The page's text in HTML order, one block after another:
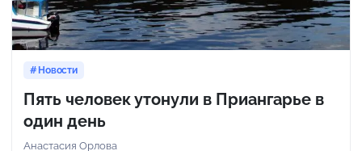
Новости
Пять человек утонули в Приангарье в
один день
Анастасия Орлова